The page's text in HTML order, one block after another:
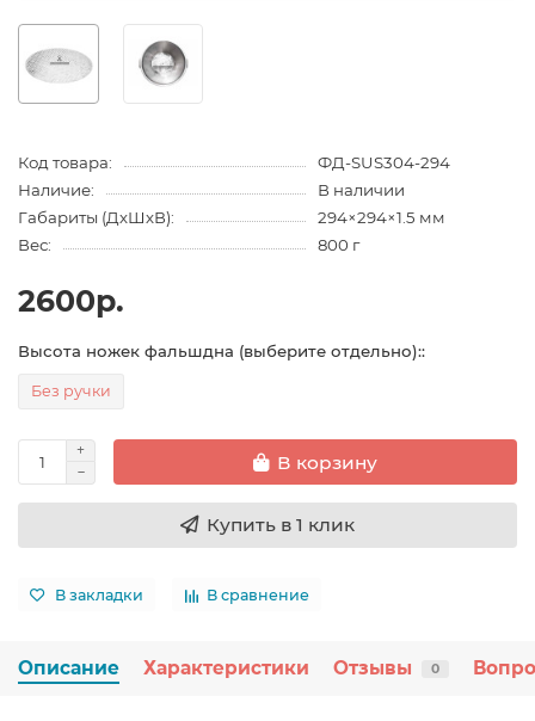
Код товара:
ФД-SUS304-294
Наличие:
В наличии
Габариты (ДхШхВ):
294×294×1.5 мм
Вес:
800 г
2600р.
Высота ножек фальшдна (выберите отдельно)::
Без ручки
В корзину
Купить в 1 клик
В закладки В сравнение
Описание Характеристики Отзывы 0